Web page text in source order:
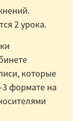
2 урока.
которые
3 формате на